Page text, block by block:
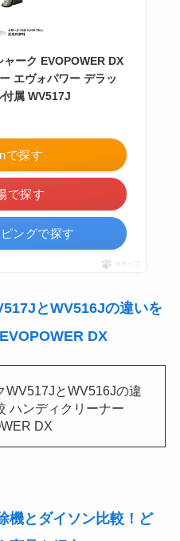
ーク EVOPOWER DX
エヴォパワー デラッ
属 WV517J
で探す
で探す
ングで探す
ポチップ
とWV516Jの違いを
DX
WV517JとWV516Jの違
ハンディクリーナー
DX
機とダイソン比較！ど